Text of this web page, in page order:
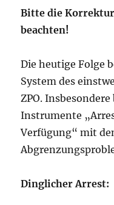
Bitte die
beachten!
Die heutige Folge
System des
ZPO.
Instrumente
Verfügung“ mit
Dinglicher Arrest: